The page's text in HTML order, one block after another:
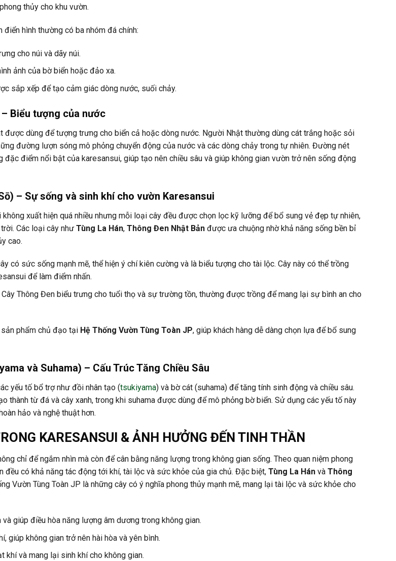
thủy cho khu vườn.
hình thường có ba nhóm đá chính:
cho núi và dãy núi.
ảnh của bờ biển hoặc đảo xa.
sắp xếp để tạo cảm giác dòng nước, suối chảy.
Biểu tượng của nước
được dùng để tượng trưng cho biển cả hoặc dòng nước. Người Nhật thường dùng cát trắng hoặc sỏi
đường lượn sóng mô phỏng chuyển động của nước và các dòng chảy trong tự nhiên. Đường nét
đặc điểm nổi bật của karesansui, giúp tạo nên chiều sâu và giúp không gian vườn trở nên sống động
– Sự sống và sinh khí cho vườn Karesansui
không xuất hiện quá nhiều nhưng mỗi loại cây đều được chọn lọc kỹ lưỡng để bổ sung vẻ đẹp tự nhiên,
Các loại cây như Tùng La Hán, Thông Đen Nhật Bản được ưa chuộng nhờ khả năng sống bền bỉ
cao.
có sức sống mạnh mẽ, thể hiện ý chí kiên cường và là biểu tượng cho tài lộc. Cây này có thể trồng
để làm điểm nhấn.
Thông Đen biểu trưng cho tuổi thọ và sự trường tồn, thường được trồng để mang lại sự bình an cho
phẩm chủ đạo tại Hệ Thống Vườn Tùng Toàn JP, giúp khách hàng dễ dàng chọn lựa để bổ sung
và Suhama) – Cấu Trúc Tăng Chiều Sâu
yếu tố bổ trợ như đồi nhân tạo (tsukiyama) và bờ cát (suhama) để tăng tính sinh động và chiều sâu.
thành từ đá và cây xanh, trong khi suhama được dùng để mô phỏng bờ biển. Sử dụng các yếu tố này
hảo và nghệ thuật hơn.
KARESANSUI & ẢNH HƯỞNG ĐẾN TINH THẦN
chỉ để ngắm nhìn mà còn để cân bằng năng lượng trong không gian sống. Theo quan niệm phong
đều có khả năng tác động tới khí, tài lộc và sức khỏe của gia chủ. Đặc biệt, Tùng La Hán và Thông
Vườn Tùng Toàn JP là những cây có ý nghĩa phong thủy mạnh mẽ, mang lại tài lộc và sức khỏe cho
giúp điều hòa năng lượng âm dương trong không gian.
giúp không gian trở nên hài hòa và yên bình.
khí và mang lại sinh khí cho không gian.